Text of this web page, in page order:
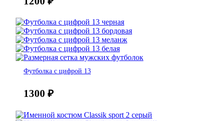
Футболка с цифрой 13
1300 ₽